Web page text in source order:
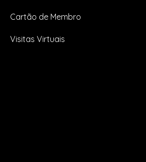
Cartão de Membro
Visitas Virtuais